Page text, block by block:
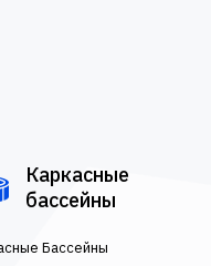
Каркасные
бассейны
Бассейны